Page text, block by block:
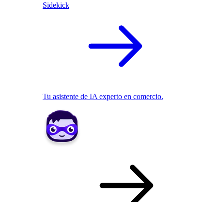
Sidekick
Tu asistente de IA experto en comercio.